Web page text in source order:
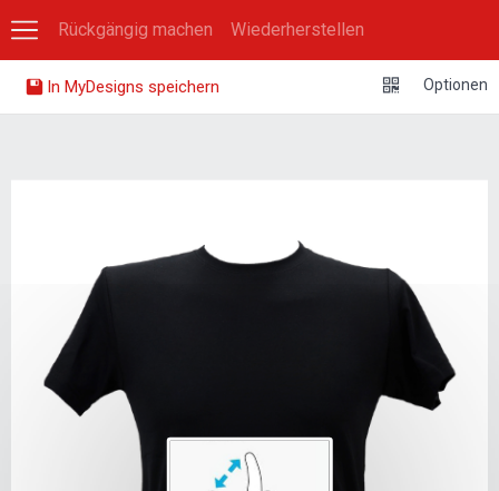
Rückgängig machen Wiederherstellen
In MyDesigns speichern Optionen